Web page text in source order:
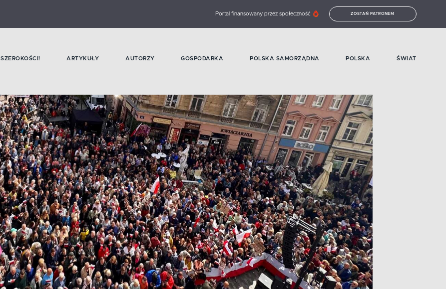
Portal finansowany przez społeczność ZOSTAŃ PATRONEM
SZEROKOŚCI! ARTYKUŁY AUTORZY GOSPODARKA POLSKA SAMORZĄDNA POLSKA ŚWIAT